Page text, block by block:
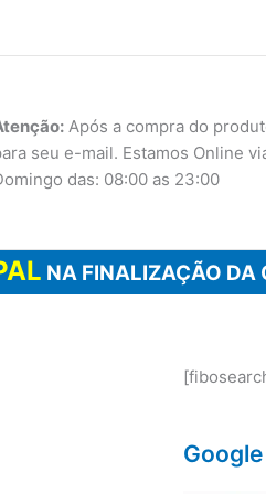
Após a compra do
seu e-mail. Estamos Online
das: 08:00 as 23:00
NA FINALIZAÇÃO DA